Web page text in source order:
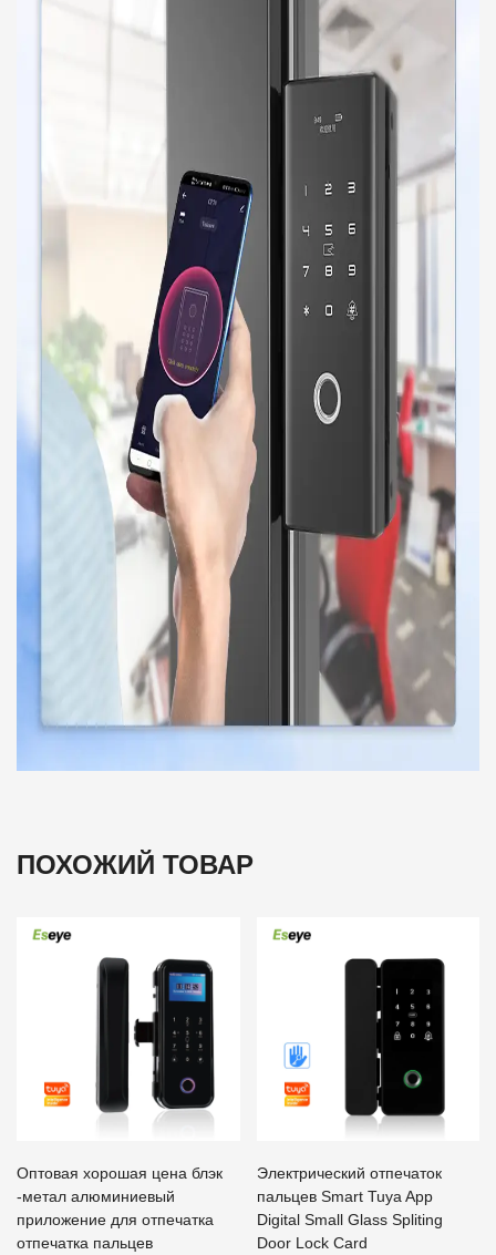
ПОХОЖИЙ ТОВАР
Оптовая хорошая цена блэк
-метал алюминиевый
приложение для отпечатка
отпечатка пальцев
Электрический отпечаток
пальцев Smart Tuya App
Digital Small Glass Spliting
Door Lock Card